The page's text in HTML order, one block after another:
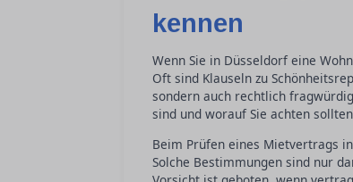
kennen
Wenn Sie in Düsseldorf eine
Oft sind Klauseln zu
sondern auch rechtlich
sind und worauf Sie achten
Beim Prüfen eines Mietvertrags
Solche Bestimmungen sind nur